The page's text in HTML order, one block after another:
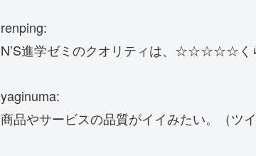
renping:
N’S進学ゼミのクオリティは、☆☆☆☆☆く
yaginuma:
商品やサービスの品質がイイみたい。（ツ